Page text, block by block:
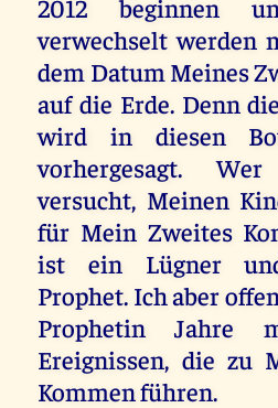
2012 beginnen
verwechselt werden
dem Datum Meines
auf die Erde. Denn
wird in diesen
vorhergesagt.
versucht, Meinen
für Mein Zweites
ist ein Lügner
Prophet. Ich aber
Prophetin Jahre
Ereignissen, die zu
Kommen führen.